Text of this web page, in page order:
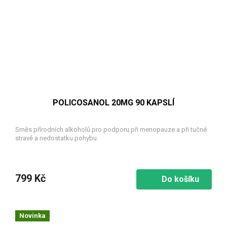
POLICOSANOL 20MG 90 KAPSLÍ
Směs přírodních alkoholů pro podporu při menopauze a při tučné
stravě a nedostatku pohybu.
799 Kč Do košíku
Novinka